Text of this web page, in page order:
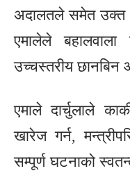
अदालतले समेत उक्त
एमालेले बहालवाला
उच्चस्तरीय छानबिन
एमाले दार्चुलाले
खारेज गर्न,
सम्पूर्ण घटनाको